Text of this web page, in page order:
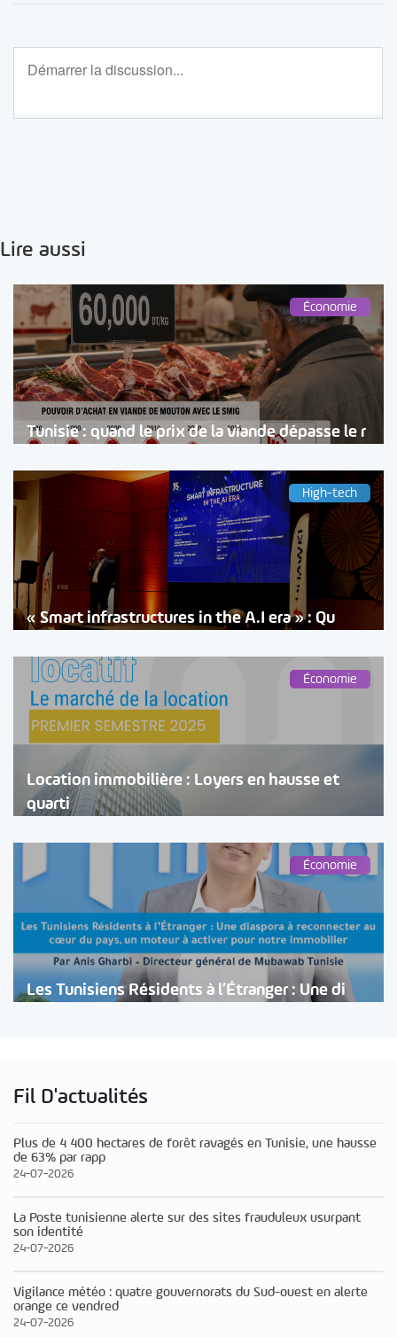
Lire aussi
Économie
Tunisie : quand le prix de la viande dépasse le r
High-tech
« Smart infrastructures in the A.I era » : Qu
Économie
Location immobilière : Loyers en hausse et
quarti
Économie
Les Tunisiens Résidents à l’Étranger : Une di
Fil D'actualités
Plus de 4 400 hectares de forêt ravagés en Tunisie, une hausse
de 63% par rapp
24-07-2026
La Poste tunisienne alerte sur des sites frauduleux usurpant
son identité
24-07-2026
Vigilance météo : quatre gouvernorats du Sud-ouest en alerte
orange ce vendred
24-07-2026